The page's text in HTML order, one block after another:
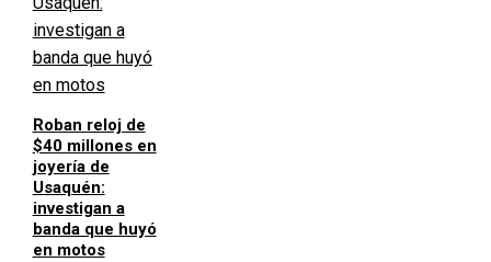
Roban reloj de
$40 millones en
joyería de
Usaquén:
investigan a
banda que huyó
en motos